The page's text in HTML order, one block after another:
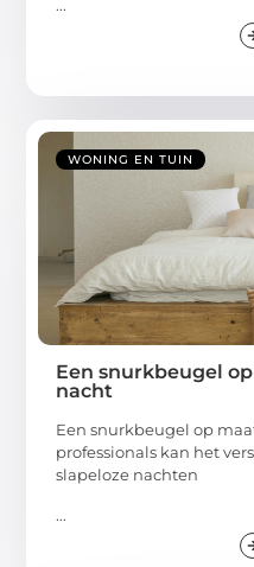
...
WONING EN TUIN
Een snurkbeugel
nacht
Een snurkbeugel op
professionals kan het
slapeloze nachten
...